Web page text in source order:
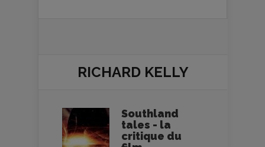
RICHARD KELLY
Southland
tales - la
critique du